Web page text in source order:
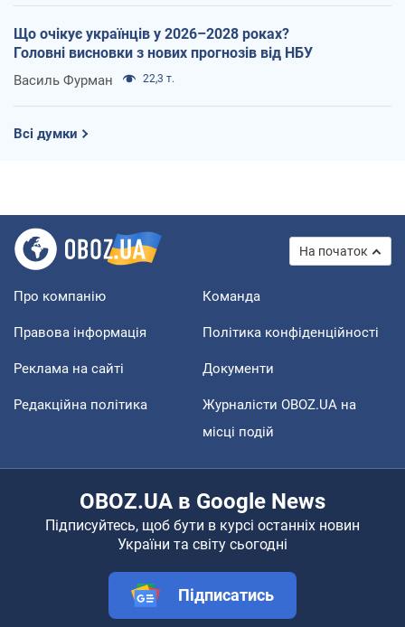
Що очікує українців у 2026–2028 роках?
Головні висновки з нових прогнозів від НБУ
Василь Фурман 22,3 т.
Всі думки
На початок
Про компанію Команда
Правова інформація Політика конфіденційності
Реклама на сайті Документи
Редакційна політика
Журналісти OBOZ.UA на
місці подій
OBOZ.UA в Google News
Підписуйтесь, щоб бути в курсі останніх новин
України та світу сьогодні
Підписатись